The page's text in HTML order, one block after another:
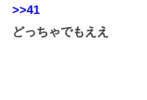
>>41
どっちゃでもええ